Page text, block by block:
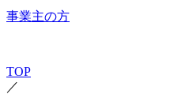
事業主の方
TOP
／